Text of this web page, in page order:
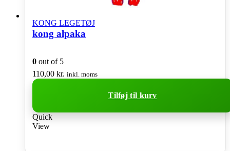
KONG LEGETØJ
kong alpaka
0 out of 5
110,00 kr. inkl. moms
Tilføj til kurv
Quick
View